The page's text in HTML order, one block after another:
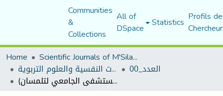
Communities
&
Collections
All of
DSpace Statistics Profils
Home
Scientific Journals of M'Sila University
مجلة الجامع في الدراسات النفسية والعلوم التربوية العدد_00
الاسرة والإعاقة العقلية (التناول النسقي العائلي للإعاقة العقلية) (دراسة عيادية نسقية على اسرة بمصلحة الأمراض العقلية – بالمستشفى الجامعي لتلمسان)